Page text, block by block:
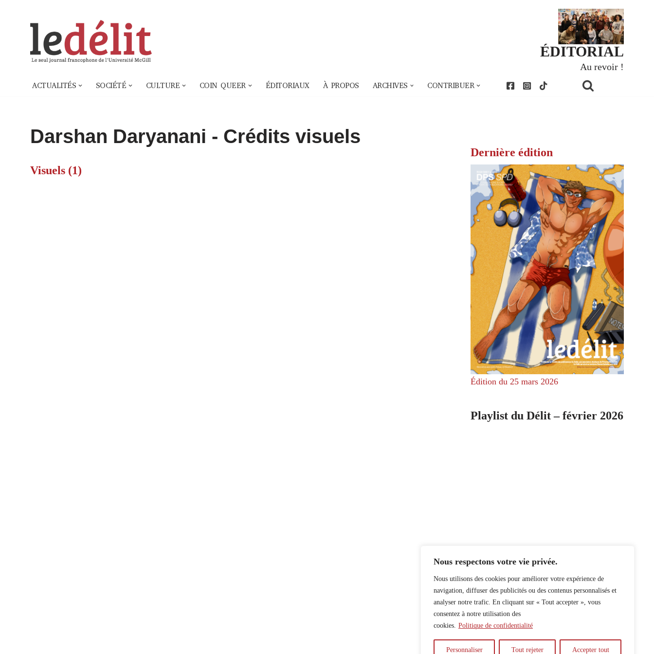
Nous respectons votre vie privée.
Nous utilisons des cookies pour améliorer votre expérience de
navigation, diffuser des publicités ou des contenus personnalisés et
analyser notre trafic. En cliquant sur « Tout accepter », vous
consentez à notre utilisation des
cookies. Politique de confidentialité
Personnaliser Tout rejeter Accepter tout
ÉDITORIAL
Au revoir !
ACTUALITÉS SOCIÉTÉ CULTURE COIN QUEER ÉDITORIAUX À PROPOS ARCHIVES CONTRIBUER
Darshan Daryanani - Crédits visuels
Visuels (1)
Dernière édition
Édition du 25 mars 2026
Playlist du Délit – février 2026